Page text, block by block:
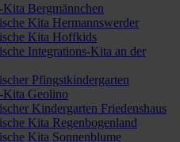
Kita Bergmännchen
Kita Hermannswerder
Kita Hoffkids
Integrations-Kita an der
Pfingstkindergarten
Kita Geolino
Kindergarten Friedenshaus
Kita Regenbogenland
Kita Sonnenblume